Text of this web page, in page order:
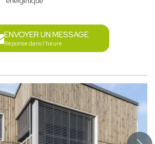
ENVOYER UN MESSAGE
Réponse dans l'heure